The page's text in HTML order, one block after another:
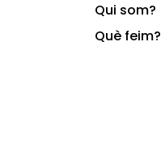
Qui som?
Què feim?